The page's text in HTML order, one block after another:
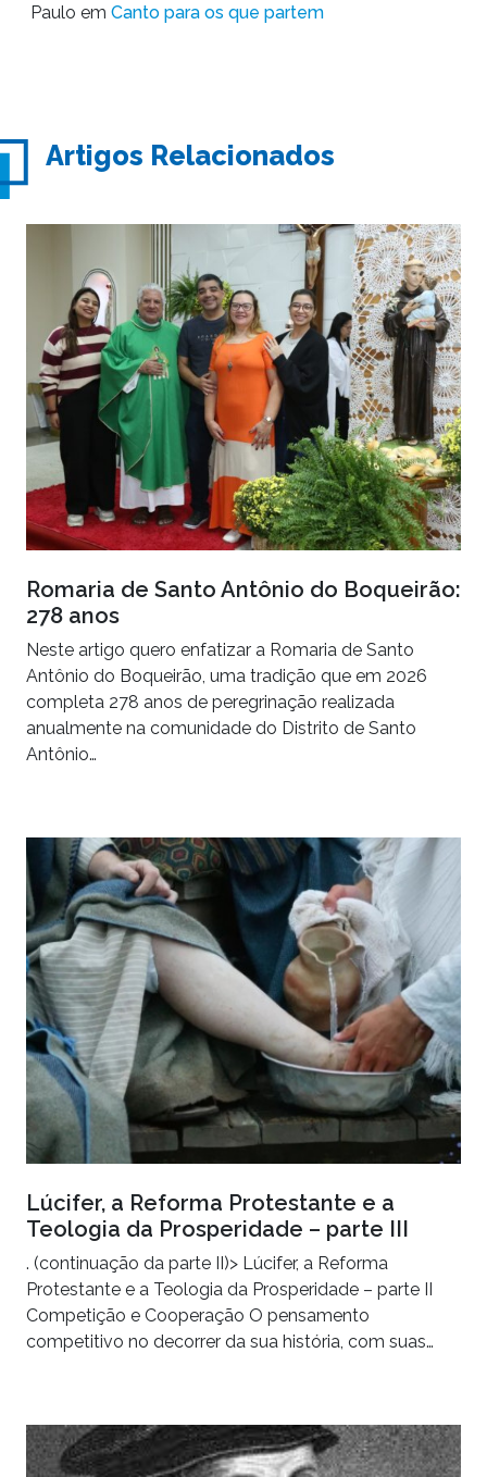
Paulo em Canto para os que partem
Artigos Relacionados
Romaria de Santo Antônio do Boqueirão:
278 anos
Neste artigo quero enfatizar a Romaria de Santo
Antônio do Boqueirão, uma tradição que em 2026
completa 278 anos de peregrinação realizada
anualmente na comunidade do Distrito de Santo
Antônio…
Lúcifer, a Reforma Protestante e a
Teologia da Prosperidade – parte III
. (continuação da parte II)> Lúcifer, a Reforma
Protestante e a Teologia da Prosperidade – parte II
Competição e Cooperação O pensamento
competitivo no decorrer da sua história, com suas…